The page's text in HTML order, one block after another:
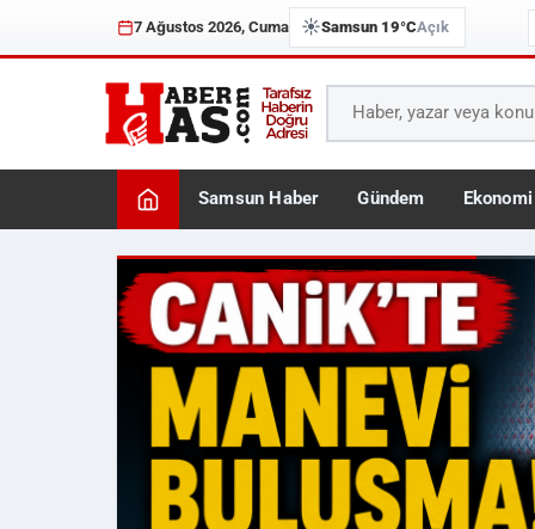
7 Ağustos 2026, Cuma ☀️Samsun 19°CAçık
Samsun Haber Gündem Ekonomi
Haberhas — Samsun